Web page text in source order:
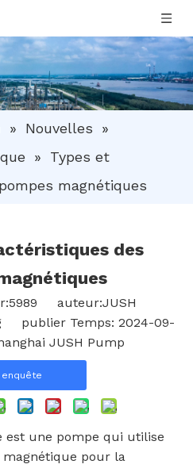
» Nouvelles
»
»
Types et
magnétiques
des
5989 auteur:JUSH
publier Temps: 2024-09-
JUSH Pump
enquête
est une pompe qui utilise
pour la